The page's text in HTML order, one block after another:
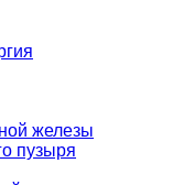
железы
пузыря